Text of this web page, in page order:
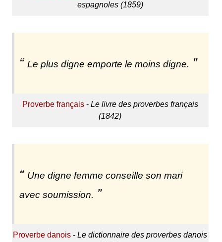
espagnoles (1859)
Le plus digne emporte le moins digne.
Proverbe français- Le livre des proverbes français
(1842)
Une digne femme conseille son mari
avec soumission.
Proverbe danois -Le dictionnaire des proverbes danois